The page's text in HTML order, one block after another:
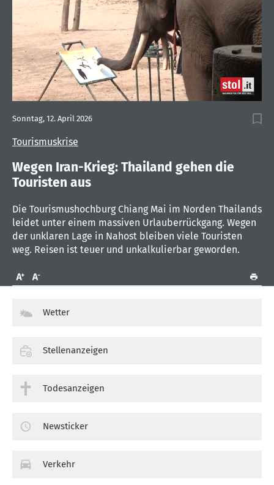
seconds
of
minutes,
second
Tourismuskrise
Sonntag, 12. April 2026
Wegen Iran-Krieg: Thailand gehen die
Touristen aus
Die Tourismushochburg Chiang Mai im Norden Thailands
leidet unter einem massiven Urlauberrückgang. Wegen
der unklaren Lage in Nahost bleiben viele Touristen
weg. Reisen ist teuer und unkalkulierbar geworden.
Wetter
Stellenanzeigen
Todesanzeigen
Newsticker
Verkehr